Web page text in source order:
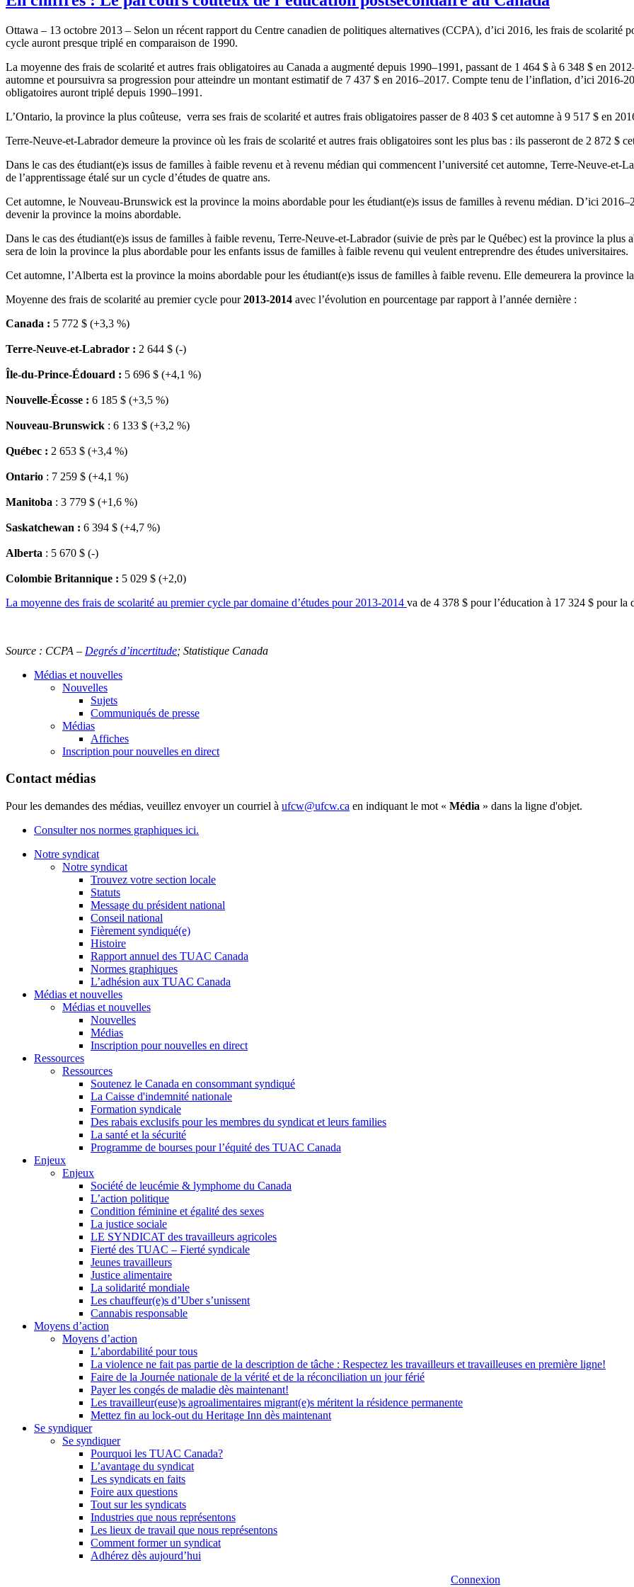
Ottawa – 13 octobre 2013 – Selon un récent rapport du Centre canadien de politiques alternatives (CCPA), d’ici 2016, les frais de scolarité
cycle auront presque triplé en comparaison de 1990.
La moyenne des frais de scolarité et autres frais obligatoires au Canada a augmenté depuis 1990–1991, passant de 1 464 $ à 6 348 $ en
automne et poursuivra sa progression pouratteindre un montant estimatifde 7 437 $ en 2016–2017. Compte tenu de l’inflation, d’ici 2016-
obligatoires auront triplé depuis 1990–1991.
L’Ontario, la province la plus coûteuse, verra ses frais de scolarité et autres frais obligatoires passer de 8 403 $ cet automne à 9 517 $ en
Terre-Neuve-et-Labrador demeure la province où les frais de scolarité et autres frais obligatoires sont les plus bas : ils passeront de 2 872 $
Dans le cas des étudiant(e)s issus de familles à faible revenu et à revenu médian qui commencent l’université cet automne, Terre-Neuve-et-
de l’apprentissage étalé surun cycle d’études de quatre ans.
Cet automne, le Nouveau-Brunswick est la province la moins abordable pour les étudiant(e)s issus de familles à revenu médian. D’ici
devenirla province la moins abordable.
Dans le cas des étudiant(e)s issus de familles à faible revenu, Terre-Neuve-et-Labrador(suivie de près par le Québec) est la province la plus
sera de loin la province la plus abordable pour les enfants issus de familles à faible revenu qui veulent entreprendre des études universitaires.
Cet automne, l’Alberta est la province la moins abordable pour les étudiant(e)s issus de familles à faible revenu. Elle demeurera la province la
Moyenne des frais de scolarité au premier cycle pour2013-2014 avec l’évolution en pourcentage par rapport à l’année dernière :
Canada : 5 772 $ (+3,3 %)
Terre-Neuve-et-Labrador : 2 644 $ (-)
Île-du-Prince-Édouard : 5 696 $ (+4,1 %)
Nouvelle-Écosse : 6 185 $ (+3,5 %)
Nouveau-Brunswick : 6 133 $ (+3,2 %)
Québec : 2 653 $ (+3,4 %)
Ontario : 7 259 $ (+4,1 %)
Manitoba : 3 779 $ (+1,6 %)
Saskatchewan : 6 394 $ (+4,7 %)
Alberta : 5 670 $ (-)
Colombie Britannique : 5 029 $ (+2,0)
La moyenne des frais de scolarité au premier cycle pardomaine d’études pour 2013-2014 va de 4 378 $ pourl’éducation à 17 324 $ pour la
Source : CCPA – Degrés d’incertitude; Statistique Canada
Médias et nouvelles
Nouvelles
Sujets
Communiqués de presse
Médias
Affiches
Inscription pour nouvelles en direct
Contact médias
Pour les demandes des médias, veuillez envoyer un courriel à ufcw@ufcw.ca en indiquant le mot « Média » dans la ligne d'objet.
Consulter nos normes graphiques ici.
Notre syndicat
Notre syndicat
Trouvez votre section locale
Statuts
Message du président national
Conseil national
Fièrement syndiqué(e)
Histoire
Rapport annuel des TUAC Canada
Normes graphiques
L’adhésion aux TUAC Canada
Médias et nouvelles
Médias et nouvelles
Nouvelles
Médias
Inscription pour nouvelles en direct
Ressources
Ressources
Soutenez le Canada en consommant syndiqué
La Caisse d'indemnité nationale
Formation syndicale
Des rabais exclusifs pour les membres du syndicat et leurs families
La santé et la sécurité
Programme de bourses pour l’équité des TUAC Canada
Enjeux
Enjeux
Société de leucémie & lymphome du Canada
L’action politique
Condition féminine et égalité des sexes
La justice sociale
LE SYNDICAT des travailleurs agricoles
Fierté des TUAC – Fierté syndicale
Jeunes travailleurs
Justice alimentaire
La solidarité mondiale
Les chauffeur(e)s d’Uber s’unissent
Cannabis responsable
Moyens d’action
Moyens d’action
L’abordabilité pour tous
La violence ne fait pas partie de la description de tâche : Respectez les travailleurs et travailleuses en première ligne!
Faire de la Journée nationale de la vérité et de la réconciliation un jour férié
Payer les congés de maladie dès maintenant!
Les travailleur(euse)s agroalimentaires migrant(e)s méritent la résidence permanente
Mettez fin au lock-out du Heritage Inn dès maintenant
Se syndiquer
Se syndiquer
Pourquoi les TUAC Canada?
L’avantage du syndicat
Les syndicats en faits
Foire aux questions
Tout sur les syndicats
Industries que nous représentons
Les lieux de travail que nous représentons
Comment former un syndicat
Adhérez dès aujourd’hui
Connexion